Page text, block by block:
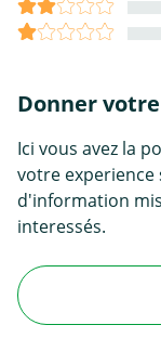
Donner
Ici vous avez la
votre experience
d'information
interessés.